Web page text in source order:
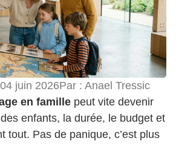
juin 2026Par : Anael Tressic
en famillepeut vite devenir
enfants, la durée, le budget et
tout. Pas de panique, c’est plus